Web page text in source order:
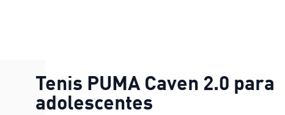
Tenis PUMA Caven 2.0 para
adolescentes